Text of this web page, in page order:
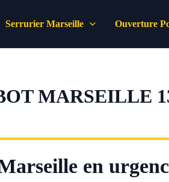
Serrurier Marseille Ouverture
MARSEILLE
en